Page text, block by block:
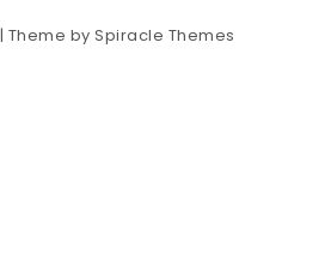
| Theme bySpiracle Themes